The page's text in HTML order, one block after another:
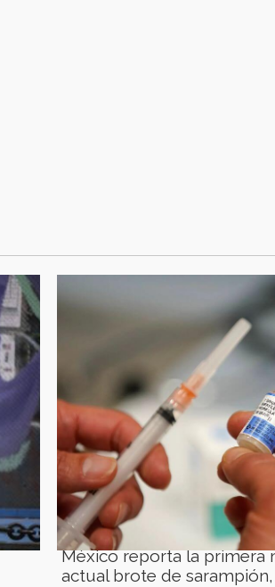
México reporta la primera
actual brote de